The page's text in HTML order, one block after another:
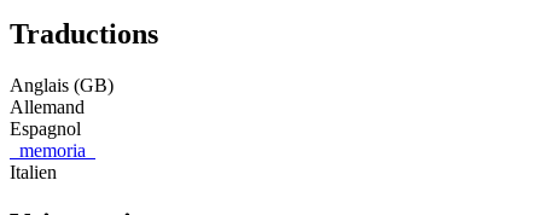
Traductions
Anglais (GB)
Allemand
Espagnol
memoria
Italien